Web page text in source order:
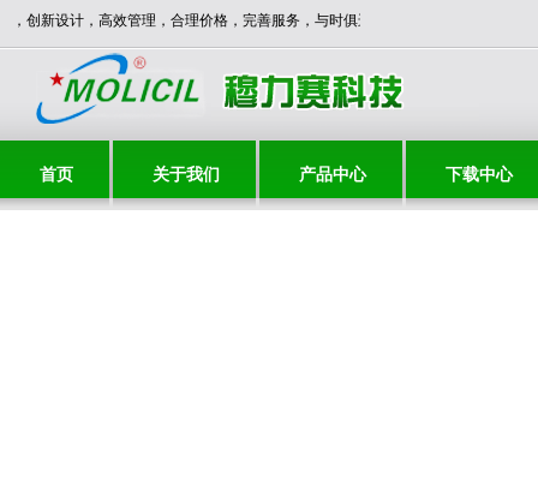
创新设计，高效管理，合理价格，完善服务，与时俱进，共创辉煌！！
首页 关于我们 产品中心 下载中心